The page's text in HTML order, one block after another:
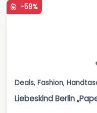
-59%
Deals, Fashion,
Liebeskind Berlin